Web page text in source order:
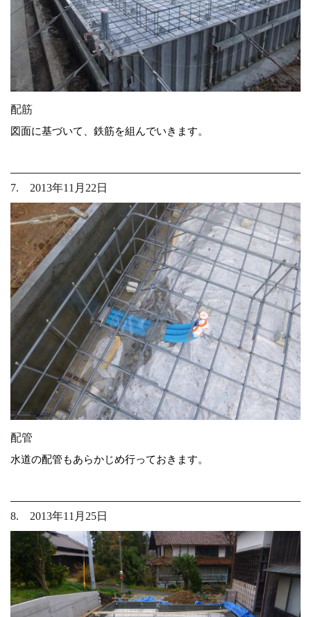
配筋
図面に基づいて、鉄筋を組んでいきます。
7. 2013年11月22日
配管
水道の配管もあらかじめ行っておきます。
8. 2013年11月25日